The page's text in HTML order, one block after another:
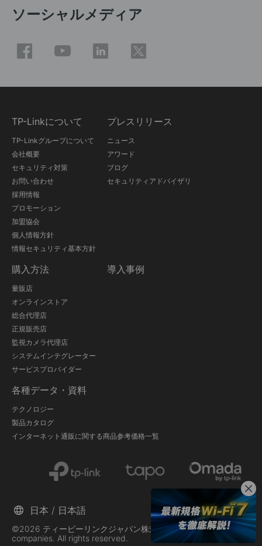
ソーシャルメディア
TP-Linkについて
TP-Linkグループについて
会社概要
セキュリティ対策
お問い合わせ
採用情報
プロモーション
加盟協会
個人情報方針
情報セキュリティ基本方針
プレスリリース
ニュース
アワード
ブログ
セキュリティアドバイザリ
購入方法
量販店
オンラインストア
総合代理店
正規販売店
監視カメラ代理店
システムインテグレーター
サービスプロバイダー
導入事例
各種データ・資料
テクノロジー
製品カタログ
インターネット通販に関する商品参考価格一覧
©2026 ティーピーリンクジャパン株式会社 and its affiliated
companies. All rights reserved.
日本 / 日本語